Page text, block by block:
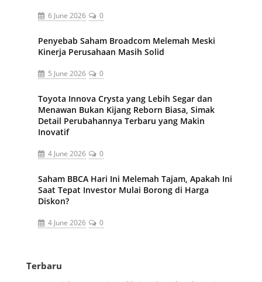
6 June 2026 0
Penyebab Saham Broadcom Melemah Meski
Kinerja Perusahaan Masih Solid
5 June 2026 0
Toyota Innova Crysta yang Lebih Segar dan
Menawan Bukan Kijang Reborn Biasa, Simak
Detail Perubahannya Terbaru yang Makin
Inovatif
4 June 2026 0
Saham BBCA Hari Ini Melemah Tajam, Apakah Ini
Saat Tepat Investor Mulai Borong di Harga
Diskon?
4 June 2026 0
Terbaru